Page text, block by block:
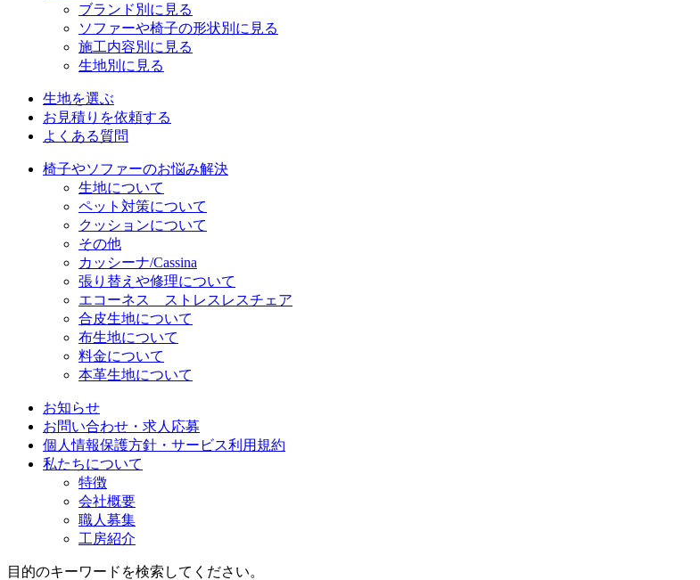
ブランド別に見る
ソファーや椅子の形状別に見る
施工内容別に見る
生地別に見る
生地を選ぶ
お見積りを依頼する
よくある質問
椅子やソファーのお悩み解決
生地について
ペット対策について
クッションについて
その他
カッシーナ/Cassina
張り替えや修理について
エコーネス ストレスレスチェア
合皮生地について
布生地について
料金について
本革生地について
お知らせ
お問い合わせ・求人応募
個人情報保護方針・サービス利用規約
私たちについて
特徴
会社概要
職人募集
工房紹介
目的のキーワードを検索してください。